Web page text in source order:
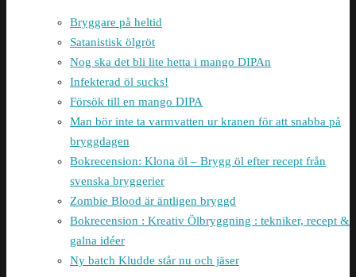
Bryggare på heltid
Satanistisk ölgröt
Nog ska det bli lite hetta i mango DIPAn
Infekterad öl sucks!
Försök till en mango DIPA
Man bör inte ta varmvatten ur kranen för att snabba på
bryggdagen
Bokrecension: Klona öl – Brygg öl efter recept från
svenska bryggerier
Zombie Blood är äntligen bryggd
Bokrecension : Kreativ Ölbryggning : tekniker, recept &
galna idéer
Ny batch Kludde står nu och jäser